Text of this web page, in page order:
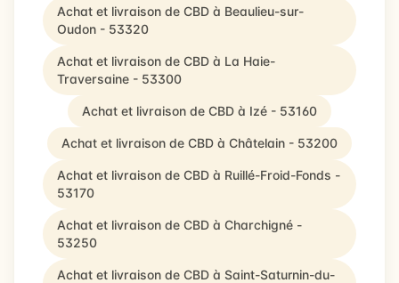
Achat et livraison de CBD à Beaulieu-sur-
Oudon - 53320
Achat et livraison de CBD à La Haie-
Traversaine - 53300
Achat et livraison de CBD à Izé - 53160
Achat et livraison de CBD à Châtelain - 53200
Achat et livraison de CBD à Ruillé-Froid-Fonds -
53170
Achat et livraison de CBD à Charchigné -
53250
Achat et livraison de CBD à Saint-Saturnin-du-